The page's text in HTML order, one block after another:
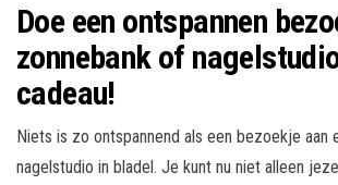
Doe een ontspannen
zonnebank of
cadeau!
Niets is zo ontspannend als een bezoekje aan
nagelstudio in bladel. Je kunt nu niet alleen